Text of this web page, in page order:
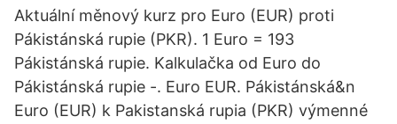
Aktuální měnový kurz pro Euro (EUR) proti
Pákistánská rupie (PKR). 1 Euro = 193
Pákistánská rupie. Kalkulačka od Euro do
Pákistánská rupie -. Euro EUR. Pákistánská&n
Euro (EUR) k Pakistanská rupia (PKR) výmenné